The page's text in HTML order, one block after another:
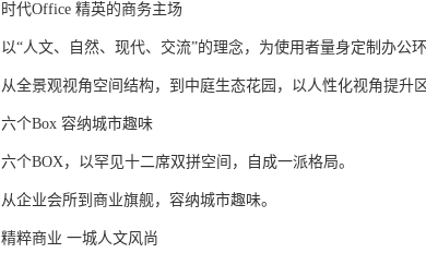
时代Office 精英的商务主场
以“人文、自然、现代、交流”的理念，为使用者量身定制办公环
从全景观视角空间结构，到中庭生态花园，以人性化视角提升
六个Box 容纳城市趣味
六个BOX，以罕见十二席双拼空间，自成一派格局。
从企业会所到商业旗舰，容纳城市趣味。
精粹商业 一城人文风尚